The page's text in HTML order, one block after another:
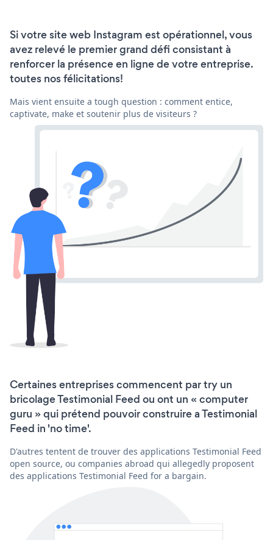
Si votre site web Instagram est opérationnel, vous
avez relevé le premier grand défi consistant à
renforcer la présence en ligne de votre entreprise.
toutes nos félicitations!
Mais vient ensuite a tough question : comment entice,
captivate, make et soutenir plus de visiteurs ?
Certaines entreprises commencent par try un
bricolage Testimonial Feed ou ont un « computer
guru » qui prétend pouvoir construire a Testimonial
Feed in 'no time'.
D'autres tentent de trouver des applications Testimonial Feed
open source, ou companies abroad qui allegedly proposent
des applications Testimonial Feed for a bargain.